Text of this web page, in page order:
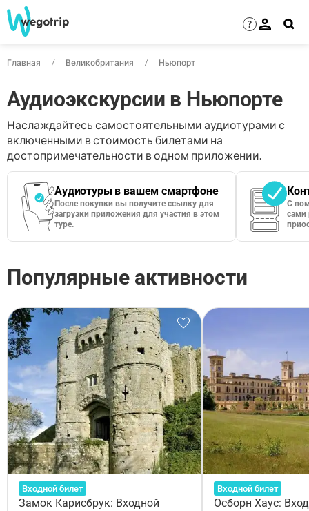
?
Главная Великобритания Ньюпорт
Аудиоэкскурсии в Ньюпорте
Наслаждайтесь самостоятельными аудиотурами с
включенными в стоимость билетами на
достопримечательности в одном приложении.
Аудиотуры в вашем смартфоне
После покупки вы получите ссылку для
загрузки приложения для участия в этом
туре.
С
сами
Популярные активности
Входной билет
Замок Карисбрук: Входной
Входной билет
Осборн Хаус: